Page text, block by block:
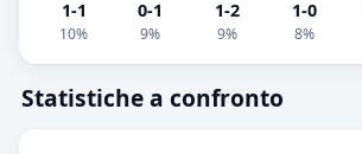
1-1
10%
0-1
9%
1-2
9%
1-0
8%
Statistiche a confronto